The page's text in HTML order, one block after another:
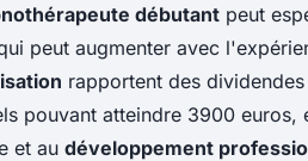
débutant peut
peut augmenter avec
rapportent des
pouvant atteindre 3900
et au développement